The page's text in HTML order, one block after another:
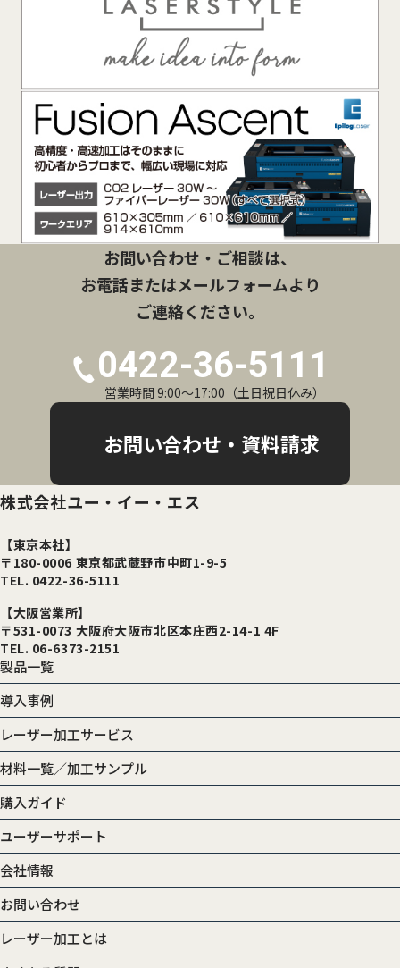
お問い合わせ・ご相談は、
お電話またはメールフォームより
ご連絡ください。
0422-36-5111
営業時間 9:00〜17:00（土日祝日休み）
お問い合わせ・資料請求
株式会社ユー・イー・エス
【東京本社】
〒180-0006 東京都武蔵野市中町1-9-5
TEL. 0422-36-5111
【大阪営業所】
〒531-0073 大阪府大阪市北区本庄西2-14-1 4F
TEL. 06-6373-2151
製品一覧
導入事例
レーザー加工サービス
材料一覧／加工サンプル
購入ガイド
ユーザーサポート
会社情報
お問い合わせ
レーザー加工とは